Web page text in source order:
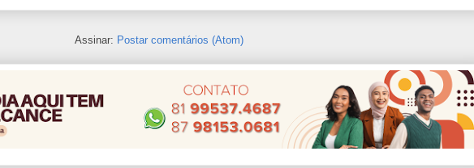
Assinar: Postar comentários (Atom)